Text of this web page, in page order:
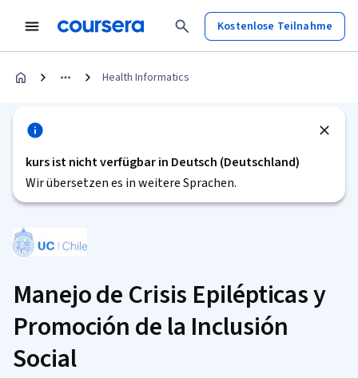
Kostenlose Teilnahme
Health Informatics
kurs ist nicht verfügbar in Deutsch (Deutschland)
Wir übersetzen es in weitere Sprachen.
Manejo de Crisis Epilépticas y
Promoción de la Inclusión
Social